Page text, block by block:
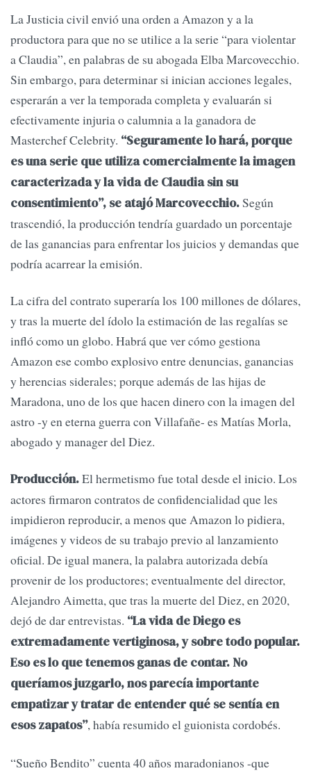
La Justicia civil envió una orden a Amazon y a la
productora para que no se utilice a la serie “para violentar
a Claudia”, en palabras de su abogada Elba Marcovecchio.
Sin embargo, para determinar si inician acciones legales,
esperarán a ver la temporada completa y evaluarán si
efectivamente injuria o calumnia a la ganadora de
Masterchef Celebrity. “Seguramente lo hará, porque
es una serie que utiliza comercialmente la imagen
caracterizada y la vida de Claudia sin su
consentimiento”, se atajó Marcovecchio.Según
trascendió, la producción tendría guardado un porcentaje
de las ganancias para enfrentar los juicios y demandas que
podría acarrear la emisión.
La cifra del contrato superaría los 100 millones de dólares,
y tras la muerte del ídolo la estimación de las regalías se
infló como un globo. Habrá que ver cómo gestiona
Amazon ese combo explosivo entre denuncias, ganancias
y herencias siderales; porque además de las hijas de
Maradona, uno de los que hacen dinero con la imagen del
astro -y en eterna guerra con Villafañe- es Matías Morla,
abogado y manager del Diez.
Producción.El hermetismo fue total desde el inicio. Los
actores firmaron contratos de confidencialidad que les
impidieron reproducir, a menos que Amazon lo pidiera,
imágenes y videos de su trabajo previo al lanzamiento
oficial. De igual manera, la palabra autorizada debía
provenir de los productores; eventualmente del director,
Alejandro Aimetta, que tras la muerte del Diez, en 2020,
dejó de dar entrevistas. “La vida de Diego es
extremadamente vertiginosa, y sobre todo popular.
Eso es lo que tenemos ganas de contar. No
queríamos juzgarlo, nos parecía importante
empatizar y tratar de entender qué se sentía en
esos zapatos”, había resumido el guionista cordobés.
“Sueño Bendito” cuenta 40 años maradonianos -que